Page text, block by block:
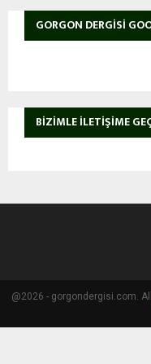
GORGON DERGISI
BIZIMLE İLETIŞIME
@2026 - gorgondergisi.com.